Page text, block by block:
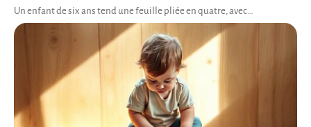
Un enfant de six ans tend une feuille pliée en quatre, avec